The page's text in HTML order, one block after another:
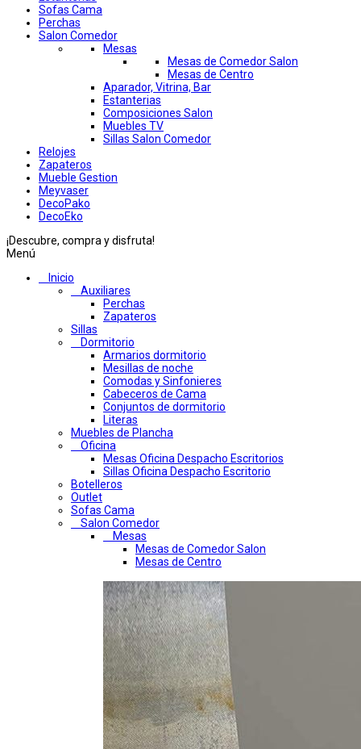
Sofas Cama
Perchas
Salon Comedor
Mesas
Mesas de Comedor Salon
Mesas de Centro
Aparador, Vitrina, Bar
Estanterias
Composiciones Salon
Muebles TV
Sillas Salon Comedor
Relojes
Zapateros
Mueble Gestion
Meyvaser
DecoPako
DecoEko
¡Descubre, compra y disfruta!
Menú
Inicio
Auxiliares
Perchas
Zapateros
Sillas
Dormitorio
Armarios dormitorio
Mesillas de noche
Comodas y Sinfonieres
Cabeceros de Cama
Conjuntos de dormitorio
Literas
Muebles de Plancha
Oficina
Mesas Oficina Despacho Escritorios
Sillas Oficina Despacho Escritorio
Botelleros
Outlet
Sofas Cama
Salon Comedor
Mesas
Mesas de Comedor Salon
Mesas de Centro